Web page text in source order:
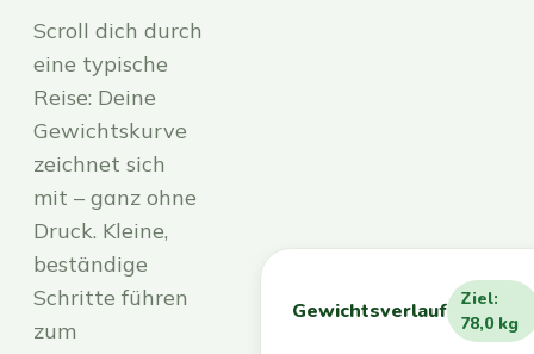
Scroll dich durch
eine typische
Reise: Deine
Gewichtskurve
zeichnet sich
mit – ganz ohne
Druck. Kleine,
beständige
Schritte führen
zum
Gewichtsverlauf
Ziel:
78,0 kg